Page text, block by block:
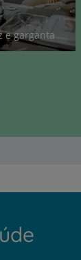
e garganta